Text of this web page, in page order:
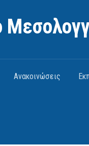
Ανακοινώσεις